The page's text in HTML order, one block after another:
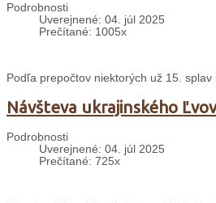
Podrobnosti
Uverejnené: 04. júl 2025
Prečítané: 1005x
Podľa prepočtov niektorých už 15.
Návšteva ukrajinského
Podrobnosti
Uverejnené: 04. júl 2025
Prečítané: 725x